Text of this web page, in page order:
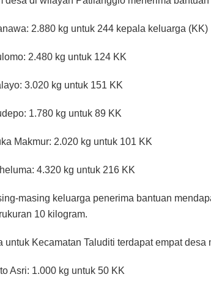
2.880 kg untuk 244 kepala keluarga (KK)
2.480 kg untuk 124 KK
3.020 kg untuk 151 KK
1.780 kg untuk 89 KK
Makmur: 2.020 kg untuk 101 KK
4.320 kg untuk 216 KK
masing keluarga penerima bantuan
10 kilogram.
untuk Kecamatan Taluditi terdapat empat
Asri: 1.000 kg untuk 50 KK